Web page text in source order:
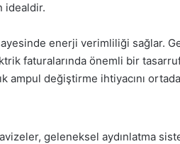
idealdir.
enerji verimliliği sağlar.
faturalarında önemli bir tasarruf
ampul değiştirme ihtiyacını
geleneksel aydınlatma